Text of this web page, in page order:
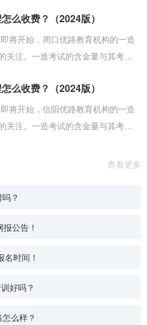
么收费？（2024版）
将开始，周口优路教育机构的一造
关注。一造考试的含金量与其考试
么收费？（2024版）
将开始，信阳优路教育机构的一造
关注。一造考试的含金量与其考试
查看更多
？
公告！
时间！
好吗？
么样？